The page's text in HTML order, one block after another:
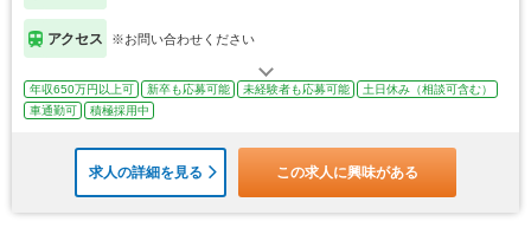
アクセス ※お問い合わせください
年収650万円以上可 新卒も応募可能 未経験者も応募可能
土日休み（相談可含む）
車通勤可
積極採用中
求人の詳細を見る この求人に興味がある